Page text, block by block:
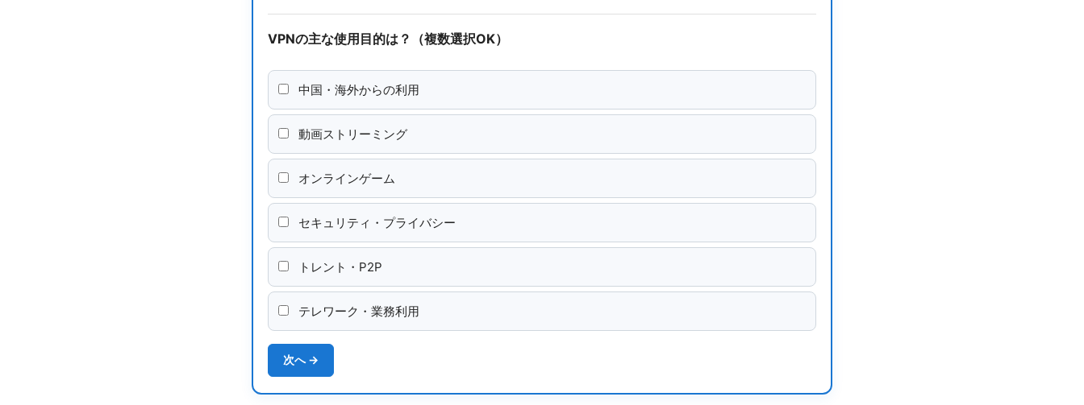
VPNの主な使用目的は？（複数選択OK）
中国・海外からの利用
動画ストリーミング
オンラインゲーム
セキュリティ・プライバシー
トレント・P2P
テレワーク・業務利用
次へ →